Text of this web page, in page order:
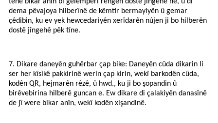
dema pêvajoya hilberînê de kêmtir bermayiyên û gemar
çêdibin, ku ev yek hewcedariyên xerîdarên nûjen ji bo hilberên
dostê jîngehê pêk tîne.
7. Dikare daneyên guhêrbar çap bike: Daneyên cûda dikarin li
ser her kîsikê pakkirinê werin çap kirin, wekî barkodên cûda,
kodên QR, hejmarên rêzê, û hwd., ku ji bo şopandin û
birêvebirina hilberê guncan e. Ew dikare di çalakiyên danasînê
de jî were bikar anîn, wekî kodên xişandinê.